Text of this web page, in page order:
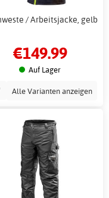
/ Arbeitsjacke, gelb
€149.99
Auf Lager
Alle Varianten anzeigen